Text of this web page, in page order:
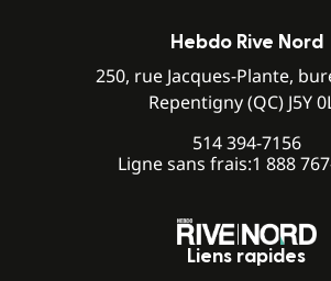
Hebdo Rive Nord
250, rue Jacques-Plante,
Repentigny (QC) J5Y
514 394-7156
Ligne sans frais:1 888
Liens rapides